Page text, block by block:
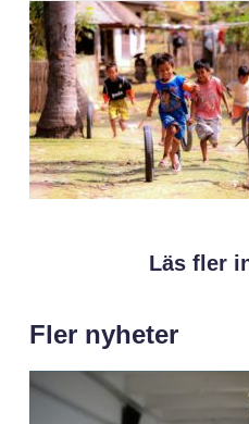
Läs fler
Fler nyheter